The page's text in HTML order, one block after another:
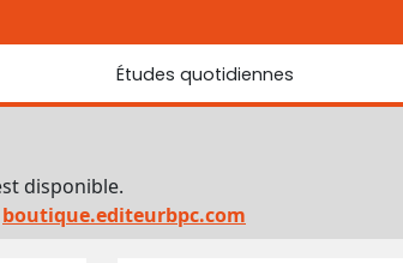
Études quotidiennes
disponible.
boutique.editeurbpc.com